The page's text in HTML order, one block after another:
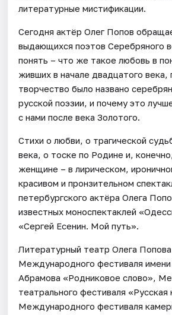
литературные мистификации.
Сегодня актёр Олег Попов
выдающихся поэтов Серебряного
понять – что же такое любовь в
живших в начале двадцатого века,
творчество было названо
русской поэзии, и почему это
с нами после века Золотого.
Стихи о любви, о трагической
века, о тоске по Родине и,
женщине – в лирическом,
красивом и пронзительном
петербургского актёра Олега
известных моноспектаклей
«Сергей Есенин. Мой путь».
Литературный театр Олега
Международного фестиваля
Абрамова «Родниковое слово»,
театрального фестиваля «Русская
Международного фестиваля